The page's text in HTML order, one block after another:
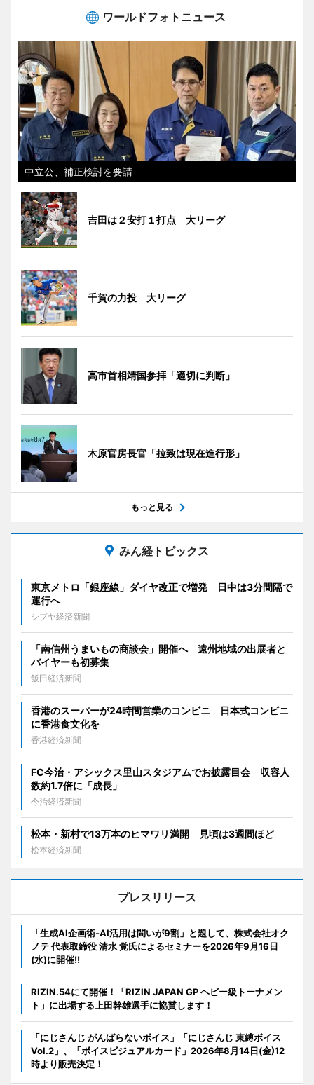
ワールドフォトニュース
中立公、補正検討を要請
吉田は２安打１打点 大リーグ
千賀の力投 大リーグ
高市首相靖国参拝「適切に判断」
木原官房長官「拉致は現在進行形」
もっと見る
みん経トピックス
東京メトロ「銀座線」ダイヤ改正で増発 日中は3分間隔で
運行へ
シブヤ経済新聞
「南信州うまいもの商談会」開催へ 遠州地域の出展者と
バイヤーも初募集
飯田経済新聞
香港のスーパーが24時間営業のコンビニ 日本式コンビニ
に香港食文化を
香港経済新聞
FC今治・アシックス里山スタジアムでお披露目会 収容人
数約1.7倍に「成長」
今治経済新聞
松本・新村で13万本のヒマワリ満開 見頃は3週間ほど
松本経済新聞
プレスリリース
「生成AI企画術-AI活用は問いが9割」と題して、株式会社オク
ノテ 代表取締役 清水 覚氏によるセミナーを2026年9月16日
(水)に開催!!
RIZIN.54にて開催！「RIZIN JAPAN GP ヘビー級トーナメン
ト」に出場する上田幹雄選手に協賛します！
「にじさんじ がんばらないボイス」「にじさんじ 束縛ボイス
Vol.2」、「ボイスビジュアルカード」2026年8月14日(金)12
時より販売決定！